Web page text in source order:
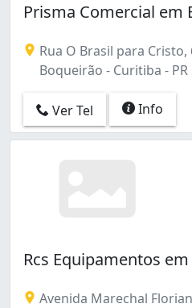
Prisma Comercial em
Rua O Brasil para Cristo,
Boqueirão - Curitiba - PR
Ver Tel Info
Rcs Equipamentos
Avenida Marechal